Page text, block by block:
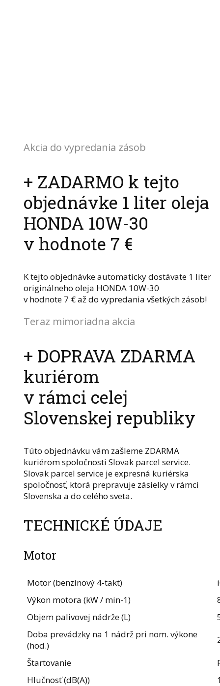
Akcia do vypredania zásob
+ ZADARMO k tejto
objednávke 1 liter oleja
HONDA 10W-30
v hodnote 7 €
K tejto objednávke automaticky dostávate 1 liter
originálneho oleja HONDA 10W-30
v hodnote 7 € až do vypredania všetkých zásob!
Teraz mimoriadna akcia
+ DOPRAVA ZDARMA
kuriérom
v rámci celej
Slovenskej republiky
Túto objednávku vám zašleme ZDARMA
kuriérom spoločnosti Slovak parcel service.
Slovak parcel service je expresná kuriérska
spoločnosť, ktorá prepravuje zásielky v rámci
Slovenska a do celého sveta.
TECHNICKÉ ÚDAJE
Motor
Motor (benzínový 4-takt)
Výkon motora (kW / min-1)
Objem palivovej nádrže (L)
Doba prevádzky na 1 nádrž pri nom. výkone
(hod.)
Štartovanie
Hlučnosť (dB(A))